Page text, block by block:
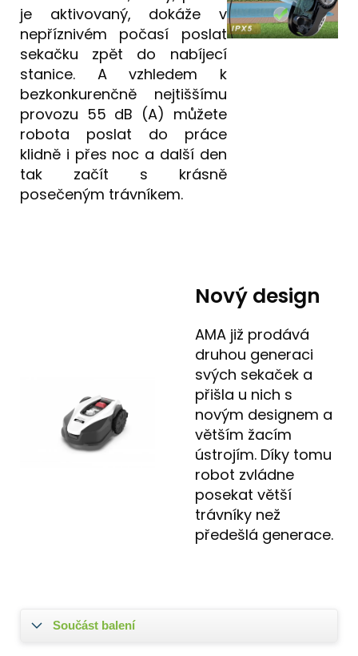
je aktivovaný, dokáže v
nepříznivém počasí poslat
sekačku zpět do nabíjecí
stanice. A vzhledem k
bezkonkurenčně nejtiššímu
provozu 55 dB (A) můžete
robota poslat do práce
klidně i přes noc a další den
tak začít s krásně
posečeným trávníkem.
Nový design
AMA již prodává
druhou generaci
svých sekaček a
přišla u nich s
novým designem a
větším žacím
ústrojím. Díky tomu
robot zvládne
posekat větší
trávníky než
předešlá generace.
Součást balení